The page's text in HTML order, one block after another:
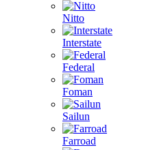
Nitto
Interstate
Federal
Foman
Sailun
Farroad